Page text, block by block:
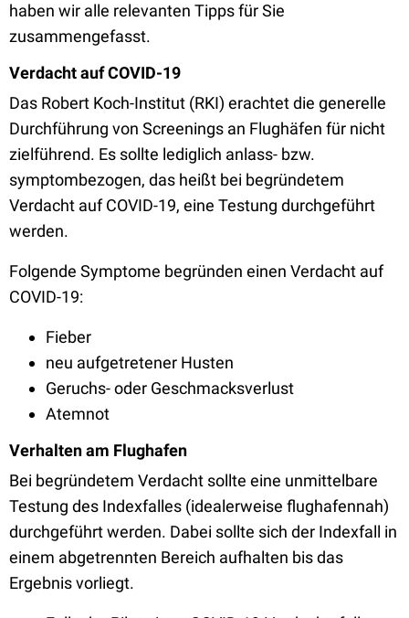
haben wir alle relevanten Tipps für Sie
zusammengefasst.
Verdacht auf COVID-19
Das Robert Koch-Institut (RKI) erachtet die generelle
Durchführung von Screenings an Flughäfen für nicht
zielführend. Es sollte lediglich anlass- bzw.
symptombezogen, das heißt bei begründetem
Verdacht auf COVID-19, eine Testung durchgeführt
werden.
Folgende Symptome begründen einen Verdacht auf
COVID-19:
Fieber
neu aufgetretener Husten
Geruchs- oder Geschmacksverlust
Atemnot
Verhalten am Flughafen
Bei begründetem Verdacht sollte eine unmittelbare
Testung des Indexfalles (idealerweise flughafennah)
durchgeführt werden. Dabei sollte sich der Indexfall in
einem abgetrennten Bereich aufhalten bis das
Ergebnis vorliegt.